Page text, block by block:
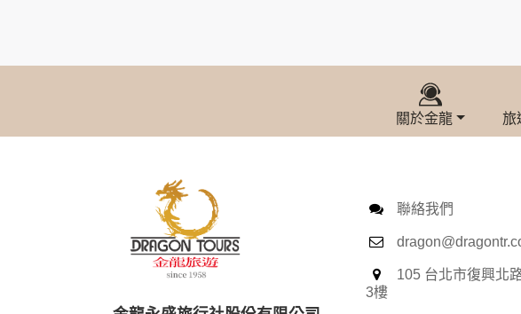
當客戶在本網站註冊時，我們會取得您的姓名、電話、住址、身
服務後，我們即取得您的資料。註冊時，本網站取得您的姓名、
其他除了上述，會保留您在上網瀏覽或查詢時，伺服器自行產生
項記錄和您對應。請您注意，在本網站網刊登廣告之廠商，或與
網站有其個別的私權保護政策，其資料處理措施不適用本網站隱
本網站將在事前或註冊登錄取得您的同意後，傳送商業性資料或
郵件上提供您能隨時停止接收這些資料或電子郵件的方法及說明。
資料使用:
本公司不會向任何人出售或出借您的個人識別資料。
在以下情況下， 本公司會向其他人士或公司提供您的個人識別資料
關於金龍 旅
聯絡我們
105 台北市復興北
3樓